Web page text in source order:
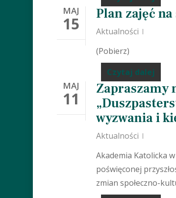
MAJ
15 Plan zajęć
Aktualności
(Pobierz)
Czytaj dalej
MAJ
11
Zapraszamy
wyzwania i
Aktualności
Akademia Katolicka
poświęconej
zmian społeczno-